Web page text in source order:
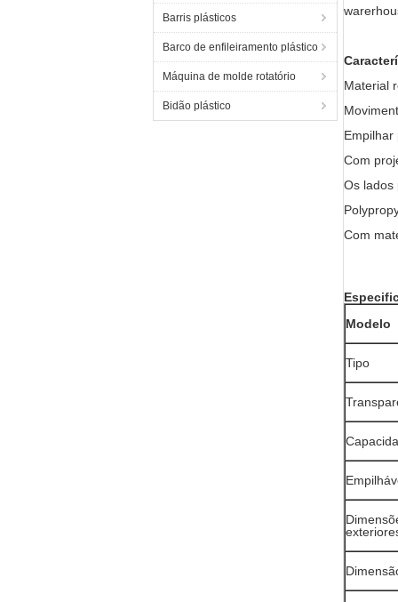
Barris plásticos
Barco de enfileiramento plástico
Máquina de molde rotatório
Bidão plástico
Material
Empilhar
Com
Os lados
Com
Modelo
Tipo